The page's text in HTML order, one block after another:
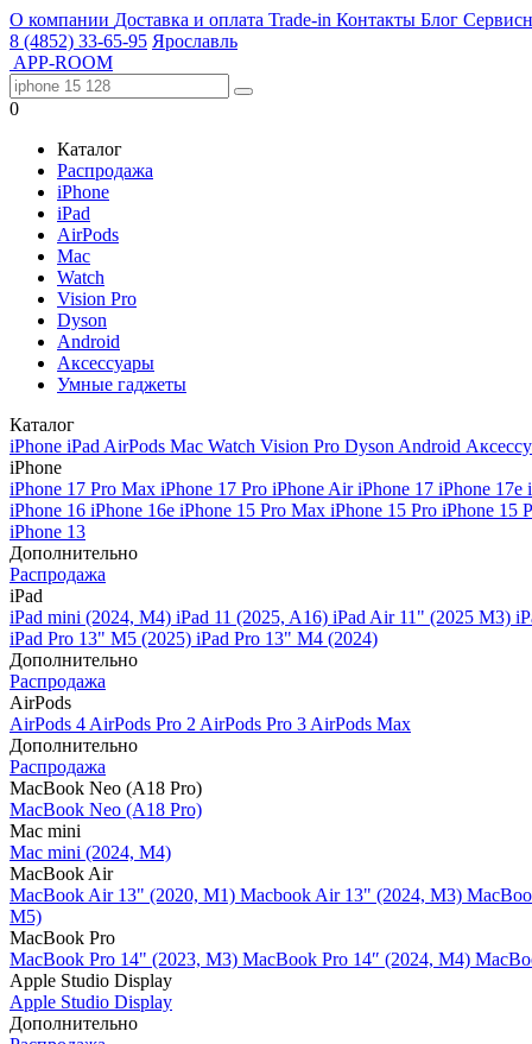
О компании Доставка и оплата Trade-in Контакты Блог
8 (4852) 33-65-95 Ярославль
APP-ROOM
0
Каталог
Распродажа
iPhone
iPad
AirPods
Mac
Watch
Vision Pro
Dyson
Android
Аксессуары
Умные гаджеты
Каталог
iPhone iPad AirPods Mac Watch Vision Pro Dyson Android
iPhone
iPhone 17 Pro Max iPhone 17 Pro iPhone AiriPhone 17 iPhone 17e
iPhone 16 iPhone 16e iPhone 15 Pro Max iPhone 15 Pro iPhone 15
iPhone 13
Дополнительно
Распродажа
iPad
iPad mini (2024, M4) iPad 11 (2025, A16) iPad Air 11" (2025 M3)
iPad Pro 13" M5 (2025) iPad Pro 13" M4 (2024)
Дополнительно
Распродажа
AirPods
AirPods 4 AirPods Pro 2 AirPods Pro 3 AirPods Max
Дополнительно
Распродажа
MacBook Neo (A18 Pro)
MacBook Neo (A18 Pro)
Mac mini
Mac mini (2024, M4)
MacBook Air
MacBook Air 13" (2020, M1) Macbook Air 13" (2024, M3)
M5)
MacBook Pro
MacBook Pro 14" (2023, M3) MacBook Pro 14″ (2024, M4)
Apple Studio Display
Apple Studio Display
Дополнительно